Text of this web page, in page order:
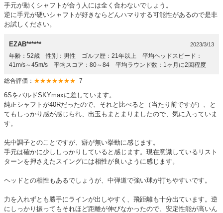
手元が動くシャフトが合う人には全く合わないでしょう。
逆に手元が硬いシャフトが好きならどんハマりする可能性があるので是非
お試しください。
EZAB****** 2023/3/13
年齢：52歳 性別：男性 ゴルフ歴：21年以上 平均ヘッドスピード：
41m/s～45m/s 平均スコア：80～84 平均ラウンド数：1ヶ月に2回程度
総合評価： ★★★★★★★ 7
6SをバルドSKYmaxに差しています。
純正シャフトが40Rだったので、それと比べると（当たり前ですが）、と
てもしっかり感が感じられ、出玉もまとまりましたので、気に入っていま
す。
先中調子とのことですが、癖が無い挙動に感じます。
手元は確かに少ししっかりしていると感じます。現在意識しているリスト
ターンを押さえたスイングには相性が良いように感じます。
ヘッドとの相性もあるでしょうが、中弾道で強い球が打ちやすいです。
力を入れずとも勝手にラインが出しやすく、飛距離も十分出ています。逆
にしっかり振ってもそれほど距離が伸びなかったので、安定性能が高いん